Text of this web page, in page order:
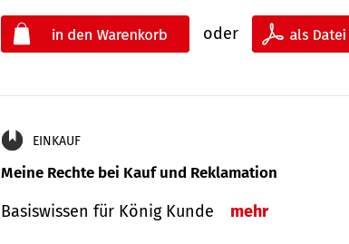
oder
EINKAUF
Meine Rechte bei Kauf und Reklamation
Basiswissen für König Kunde mehr